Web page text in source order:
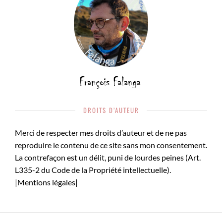
DROITS D’AUTEUR
Merci de respecter mes droits d’auteur et de ne pas
reproduire le contenu de ce site sans mon consentement.
La contrefaçon est un délit, puni de lourdes peines (Art.
L335-2 du Code de la Propriété intellectuelle).
|Mentions légales|